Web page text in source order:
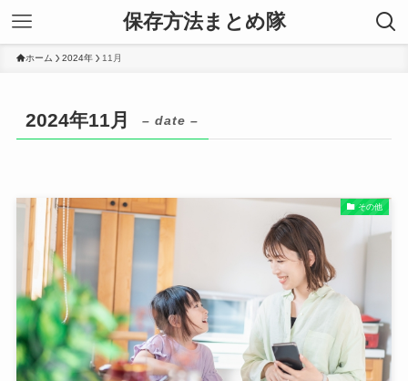
保存方法まとめ隊
ホーム 2024年 11月
2024年11月 – date –
その他